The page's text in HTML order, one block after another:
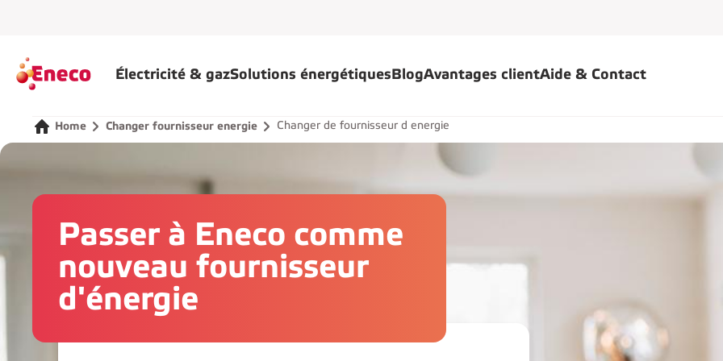
Électricité & gazSolutions énergétiques BlogAvantages clientAide & Contact
Home Changer fournisseur energie Changer de fournisseur d energie
Passer à Eneco comme
nouveau fournisseur
d'énergie